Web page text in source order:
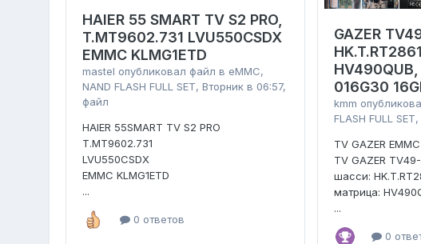
HAIER 55 SMART TV S2 PRO,
T.MT9602.731 LVU550CSDX
EMMC KLMG1ETD
mastel опубликовал файл в eMMC,
NAND FLASH FULL SET,Вторник в 06:57,
файл
HAIER 55SMART TV S2 PRO
T.MT9602.731
LVU550CSDX
EMMC KLMG1ETD
...
0 ответов
GAZER
016G30
kmm
FLASH FULL SET,
TV GAZER
TV GAZER
шасси:
матрица:
...
0